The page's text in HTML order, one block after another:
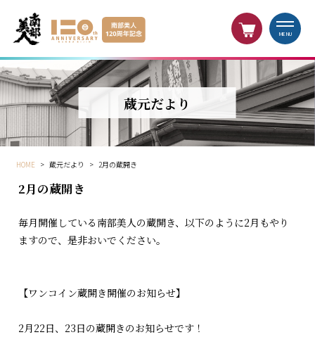
MENU
蔵元だより
HOME > 蔵元だより > 2月の蔵開き
2月の蔵開き
毎月開催している南部美人の蔵開き、以下のように2月もやり
ますので、是非おいでください。
【ワンコイン蔵開き開催のお知らせ】
2月22日、23日の蔵開きのお知らせです！